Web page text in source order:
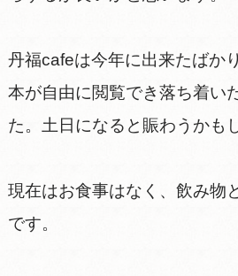
丹福cafeは今年に出来たばか
本が自由に閲覧でき落ち着い
た。土日になると賑わうかも
現在はお食事はなく、飲み物
です。